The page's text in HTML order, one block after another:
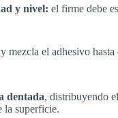
y nivel: el firme debe
y mezcla el adhesivo hasta
dentada, distribuyendo
la superficie.